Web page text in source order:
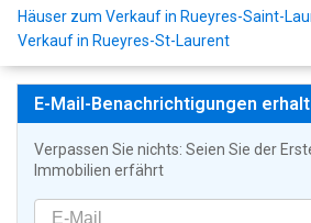
Häuser zum Verkauf in Rueyres-Saint-
Verkauf in Rueyres-St-Laurent
E-Mail-Benachrichtigungen
Verpassen Sie nichts: Seien Sie der
Immobilien erfährt